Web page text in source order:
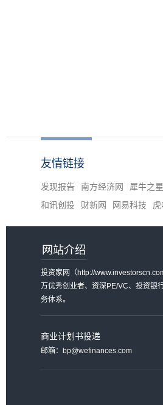
友情链接
发现报告 南方经济网 犀牛之星
和讯创投
财新网 网易科技 虎
网站介绍
投资家网（http://
万优秀创业者、资深PE/VC、投资银
务体系。
商业计划书投递
邮箱：bp@wefinances.com